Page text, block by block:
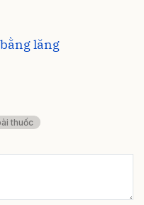
lăng
thuốc